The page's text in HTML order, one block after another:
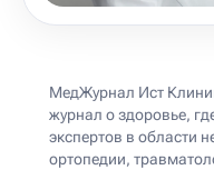
МедЖурнал Ист
журнал о здоровье,
экспертов в области
ортопедии,